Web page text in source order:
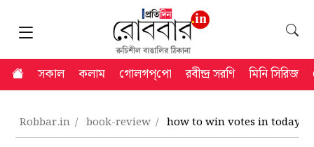
সকাল কলাম গোলগপ্‌পো রবীন্দ্র সরণি মিনি সিরিজ
Robbar.in book-review how to win votes in todays